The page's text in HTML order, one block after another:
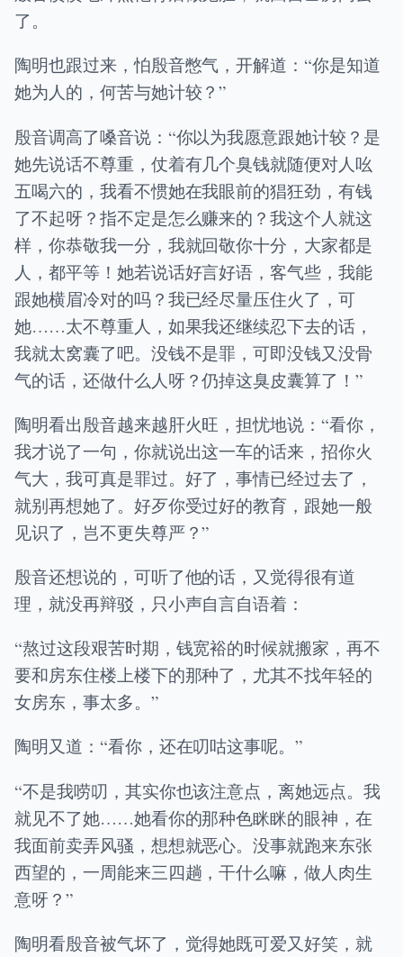
了。
陶明也跟过来，怕殷音憋气，开解道：“你是知道
她为人的，何苦与她计较？”
殷音调高了嗓音说：“你以为我愿意跟她计较？是
她先说话不尊重，仗着有几个臭钱就随便对人吆
五喝六的，我看不惯她在我眼前的猖狂劲，有钱
了不起呀？指不定是怎么赚来的？我这个人就这
样，你恭敬我一分，我就回敬你十分，大家都是
人，都平等！她若说话好言好语，客气些，我能
跟她横眉冷对的吗？我已经尽量压住火了，可
她……太不尊重人，如果我还继续忍下去的话，
我就太窝囊了吧。没钱不是罪，可即没钱又没骨
气的话，还做什么人呀？仍掉这臭皮囊算了！”
陶明看出殷音越来越肝火旺，担忧地说：“看你，
我才说了一句，你就说出这一车的话来，招你火
气大，我可真是罪过。好了，事情已经过去了，
就别再想她了。好歹你受过好的教育，跟她一般
见识了，岂不更失尊严？”
殷音还想说的，可听了他的话，又觉得很有道
理，就没再辩驳，只小声自言自语着：
“熬过这段艰苦时期，钱宽裕的时候就搬家，再不
要和房东住楼上楼下的那种了，尤其不找年轻的
女房东，事太多。”
陶明又道：“看你，还在叨咕这事呢。”
“不是我唠叨，其实你也该注意点，离她远点。我
就见不了她……她看你的那种色眯眯的眼神，在
我面前卖弄风骚，想想就恶心。没事就跑来东张
西望的，一周能来三四趟，干什么嘛，做人肉生
意呀？”
陶明看殷音被气坏了，觉得她既可爱又好笑，就